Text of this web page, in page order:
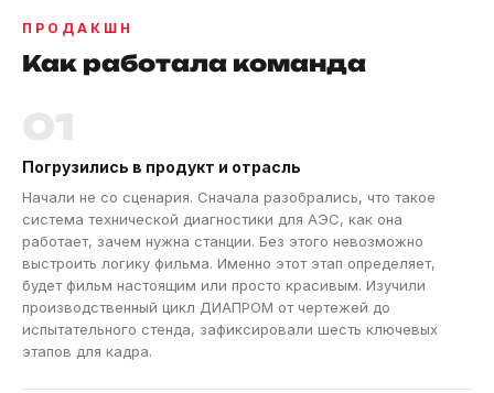
ПРОДАКШН
Как работала команда
Погрузились в продукт и отрасль
Начали не со сценария. Сначала разобрались, что такое
система технической диагностики для АЭС, как она
работает, зачем нужна станции. Без этого невозможно
выстроить логику фильма. Именно этот этап определяет,
будет фильм настоящим или просто красивым. Изучили
производственный цикл ДИАПРОМ от чертежей до
испытательного стенда, зафиксировали шесть ключевых
этапов для кадра.